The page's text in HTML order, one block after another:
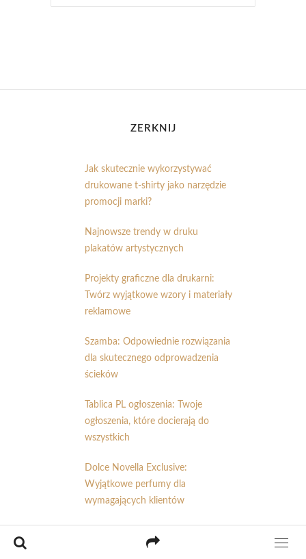
ZERKNIJ
Jak skutecznie wykorzystywać
drukowane t-shirty jako narzędzie
promocji marki?
Najnowsze trendy w druku
plakatów artystycznych
Projekty graficzne dla drukarni:
Twórz wyjątkowe wzory i materiały
reklamowe
Szamba: Odpowiednie rozwiązania
dla skutecznego odprowadzenia
ścieków
Tablica PL ogłoszenia: Twoje
ogłoszenia, które docierają do
wszystkich
Dolce Novella Exclusive:
Wyjątkowe perfumy dla
wymagających klientów
Profesjonalne usługi sprzątania dla